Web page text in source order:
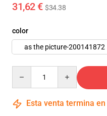
31,62 € $34.38
color
as the picture-200141872
Esta venta termina en